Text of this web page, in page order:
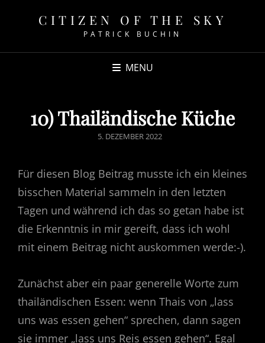
CITIZEN OF THE SKY
PATRICK BUCHIN
MENU
10) Thailändische Küche
POSTED
5. DEZEMBER 2022
Für diesen Blog Beitrag musste ich ein kleines
bisschen Material sammeln in den letzten
Tagen und während ich das so getan habe ist
die Erkenntnis in mir gereift, dass ich wohl
mit einem Beitrag nicht auskommen werde:-).
Zunächst aber ein paar generelle Worte zum
thailändischen Essen: wenn Thais von „lass
uns was essen gehen“ sprechen, dann sagen
sie immer „lass uns Reis essen gehen“. Egal